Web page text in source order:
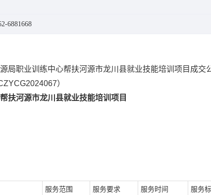
6881668
局职业训练中心帮扶河源市龙川县就业技能培训项目成交
）
扶河源市龙川县就业技能培训项目
服务范围 服务要求 服务时间 服务